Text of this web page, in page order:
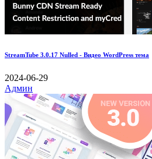
StreamTube 3.0.17 Nulled - Видео WordPress тема
2024-06-29
Админ